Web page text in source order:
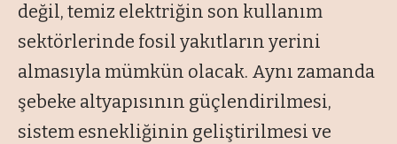
değil, temiz elektriğin son kullanım
sektörlerinde fosil yakıtların yerini
almasıyla mümkün olacak. Aynı zamanda
şebeke altyapısının güçlendirilmesi,
sistem esnekliğinin geliştirilmesi ve